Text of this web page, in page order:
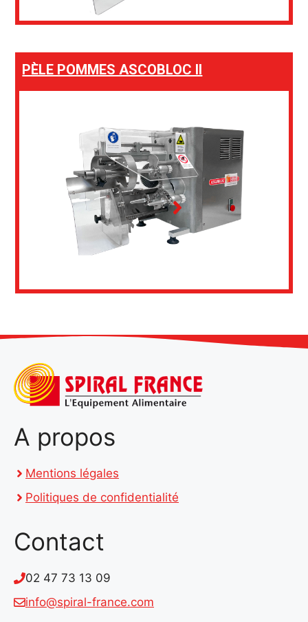
PÈLE POMMES ASCOBLOC II
A propos
Mentions légales
Politiques de confidentialité
Contact
02 47 73 13 09
info@spiral-france.com